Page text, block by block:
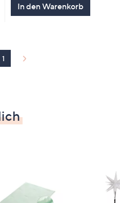
In den Warenkorb
1